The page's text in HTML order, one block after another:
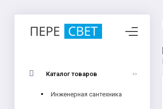
Каталог товаров
Инженерная сантехника